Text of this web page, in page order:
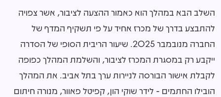
השלב הבא במהלך הוא כאמור ההצעה לציבור, אשר צפויה
להתבצע בדרך של מכרז אחיד על פי תשקיף המדף של
החברה מנובמבר 2025. שיעור הריבית הסופי של הסדרה
ייקבע רק במסגרת המכרז לציבור, והשלמת המהלך כפופה
לקבלת אישור הבורסה לניירות ערך בתל אביב. את המהלך
הובילו החתמים - לידר שוקי הון, קפיטל פאוור, מנורה חיתום